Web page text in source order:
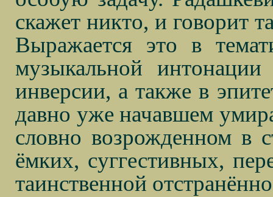
скажет никто, и говорит
Выражается это в
музыкальной
инверсии, а также в
давно уже начавшем
словно возрожденном в
ёмких, суггестивных,
таинственной